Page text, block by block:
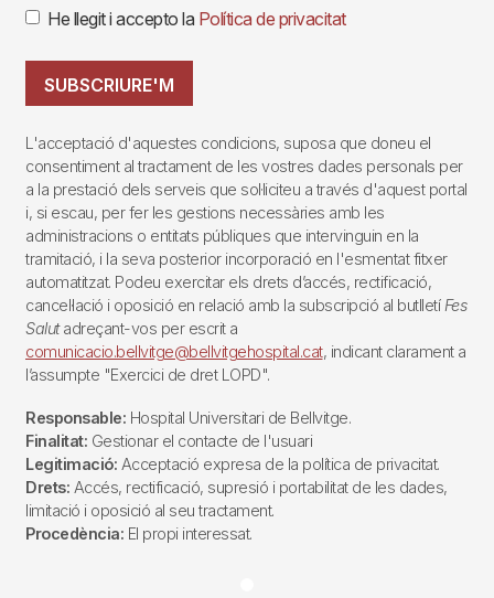
He llegit i accepto la Política de privacitat
SUBSCRIURE'M
L'acceptació d'aquestes condicions, suposa que doneu el
consentiment al tractament de les vostres dades personals per
a la prestació dels serveis que sol·liciteu a través d'aquest portal
i, si escau, per fer les gestions necessàries amb les
administracions o entitats públiques que intervinguin en la
tramitació, i la seva posterior incorporació en l'esmentat fitxer
automatitzat. Podeu exercitar els drets d’accés, rectificació,
cancel·lació i oposició en relació amb la subscripció al butlletí Fes
Salutadreçant-vos per escrit a
comunicacio.bellvitge@bellvitgehospital.cat, indicant clarament a
l’assumpte "Exercici de dret LOPD".
Responsable: Hospital Universitari de Bellvitge.
Finalitat: Gestionar el contacte de l'usuari
Legitimació: Acceptació expresa de la política de privacitat.
Drets: Accés, rectificació, supresió i portabilitat de les dades,
limitació i oposició al seu tractament.
Procedència: El propi interessat.